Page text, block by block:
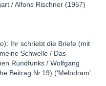
/ Alfons Rischner (1957)
Ihr schriebt die Briefe (mit
Schwelle / Das
Rundfunks / Wolfgang
Beitrag Nr.19) ('Melodram'